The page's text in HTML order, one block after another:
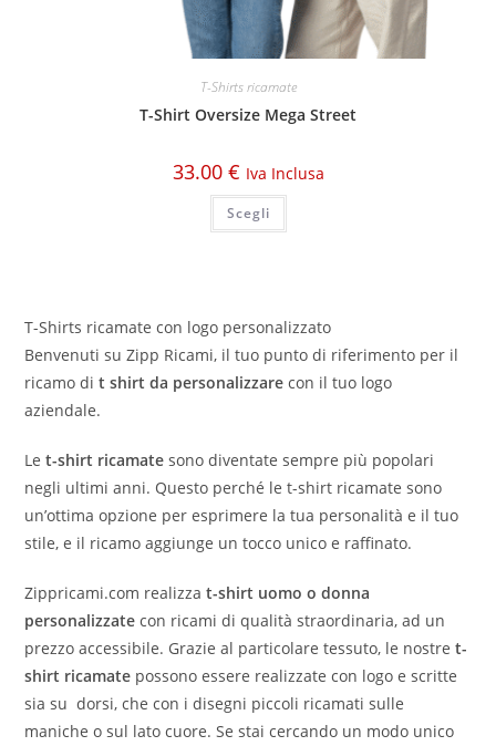
T-Shirts ricamate
T-Shirt Oversize Mega Street
33.00 € Iva Inclusa
Scegli
T-Shirts ricamate con logo personalizzato
Benvenuti su Zipp Ricami, il tuo punto di riferimento per il
ricamo dit shirt da personalizzare con il tuo logo
aziendale.
Let-shirt ricamate sono diventate sempre più popolari
negli ultimi anni. Questo perché le t-shirt ricamate sono
un’ottima opzione per esprimere la tua personalità e il tuo
stile, e il ricamo aggiunge un tocco unico e raffinato.
Zippricami.com realizza t-shirt uomo o donna
personalizzate con ricami di qualità straordinaria, ad un
prezzo accessibile. Grazie al particolare tessuto, le nostret-
shirt ricamate possono essere realizzate con logo e scritte
sia su dorsi, che con i disegni piccoli ricamati sulle
maniche o sul lato cuore. Se stai cercando un modo unico